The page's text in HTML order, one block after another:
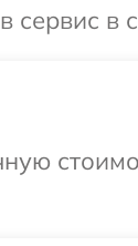
в